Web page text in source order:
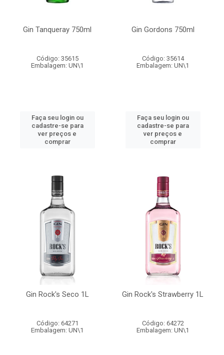
Gin Tanqueray 750ml
Código: 35615
Embalagem: UN\1
Faça seu login ou
cadastre-se para
ver preços e
comprar
Gin Gordons 750ml
Código: 35614
Embalagem: UN\1
Faça seu login ou
cadastre-se para
ver preços e
comprar
Gin Rock's Seco 1L
Código: 64271
Embalagem: UN\1
Gin Rock's Strawberry 1L
Código: 64272
Embalagem: UN\1